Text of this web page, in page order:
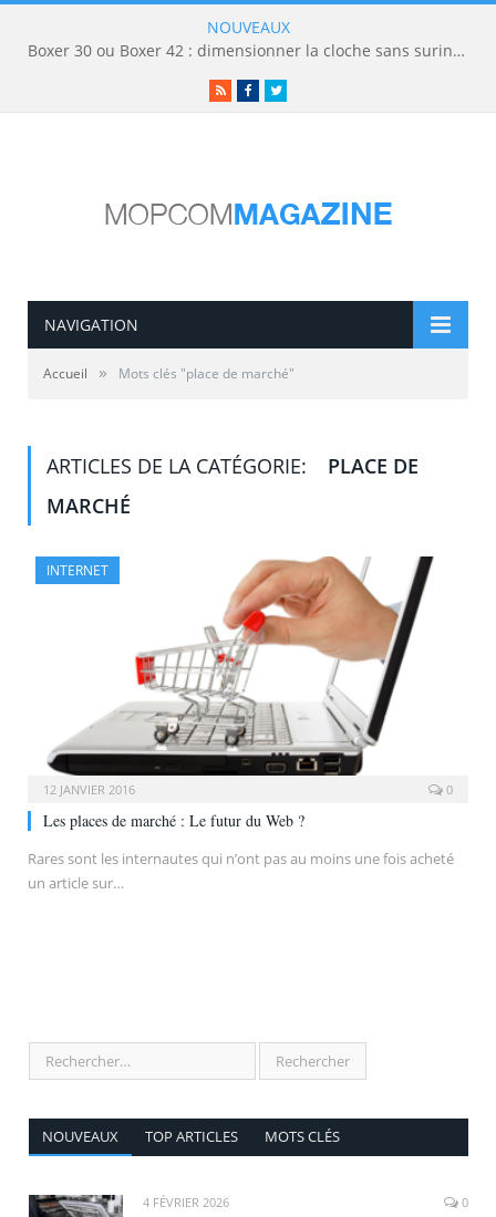
NOUVEAUX
Boxer 30 ou Boxer 42 : dimensionner la cloche sans surinvestir
RSSFacebookTwitter
NAVIGATION
Accueil » Mots clés "place de marché"
ARTICLES DE LA CATÉGORIE:
PLACE DE
MARCHÉ
INTERNET
12 JANVIER 2016 0
Les places de marché : Le futur du Web ?
Rares sont les internautes qui n’ont pas au moins une fois acheté
un article sur…
NOUVEAUX TOP ARTICLES MOTS CLÉS
4 FÉVRIER 2026 0